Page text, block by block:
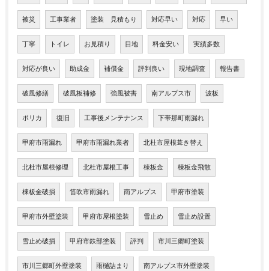
被災 工事業者 塗装 見積もり 対応早い 対応 早い
丁寧 トイレ お見積り 目地 料金安い 実績多数
対応が良い 助成金 補償金 評判良い 現地調査 報告書
破風修繕 破風板補修 強風被害 南アルプス市 波板
ポリカ 復旧 工事後メンテナンス 下帯那町雨漏れ
甲府市雨漏れ 甲府市雨漏れ業者 北杜市屋根葺き替え
北杜市屋根修理 北杜市屋根工事 棟板金 棟板金飛散
棟板金破損 笛吹市雨漏れ 南アルプス 甲府市塗装
甲府市外壁塗装 甲府市屋根塗装 雪止め 雪止め設置
雪止め破損 甲府市鉄部塗装 評判 市川三郷町塗装
市川三郷町外壁塗装 雨樋詰まり 南アルプス市外壁塗装